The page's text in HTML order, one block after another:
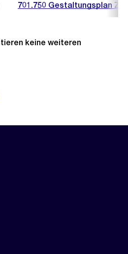
701.750 Gestaltungsplan
keine weiteren